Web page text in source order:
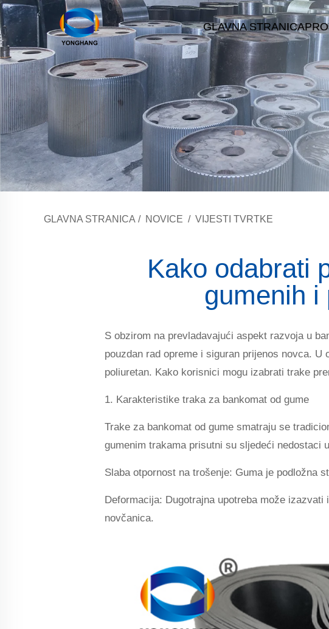
GLAVNA STRANICA
GLAVNA STRANICA / NOVICE / VIJESTI TVRTKE
Kako odabrati
gumenih i
S obzirom na prevladavajući aspekt razvoja u
pouzdan rad opreme i siguran prijenos novca.
poliuretan. Kako korisnici mogu izabrati trake
1. Karakteristike traka za bankomat od gume
Trake za bankomat od gume smatraju se
gumenim trakama prisutni su sljedeći nedostaci
Slaba otpornost na trošenje: Guma je podložna
Deformacija: Dugotrajna upotreba može
novčanica.